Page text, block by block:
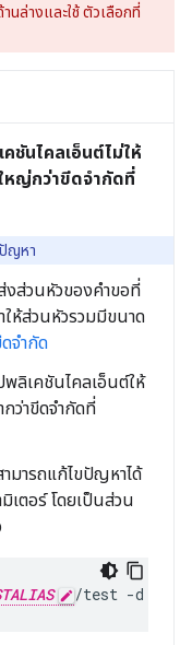
ล่างและใช้ ตัวเลือกที่
ชันไคลเอ็นต์ไม่ให้
หญ่กว่าขีดจำกัดที่
ญหา
งส่วนหัวของคำขอที่
ห้ส่วนหัวรวมมีขนาด
จำกัด
พลิเคชันไคลเอ็นต์ให้
ว่าขีดจำกัดที่
มารถแก้ไขปัญหาได้
เตอร์ โดยเป็นส่วน